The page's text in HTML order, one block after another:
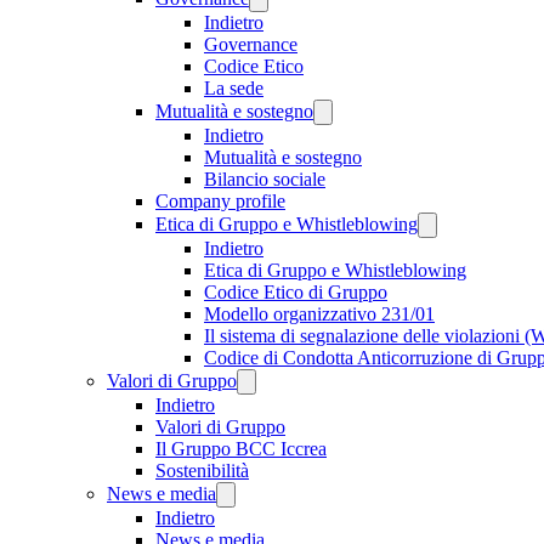
Indietro
Governance
Codice Etico
La sede
Mutualità e sostegno
Indietro
Mutualità e sostegno
Bilancio sociale
Company profile
Etica di Gruppo e Whistleblowing
Indietro
Etica di Gruppo e Whistleblowing
Codice Etico di Gruppo
Modello organizzativo 231/01
Il sistema di segnalazione delle violazioni
Codice di Condotta Anticorruzione di
Valori di Gruppo
Indietro
Valori di Gruppo
Il Gruppo BCC Iccrea
Sostenibilità
News e media
Indietro
News e media